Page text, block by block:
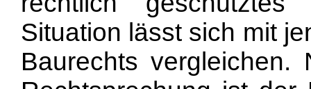
Situation lässt sich mit
Baurechts vergleichen.